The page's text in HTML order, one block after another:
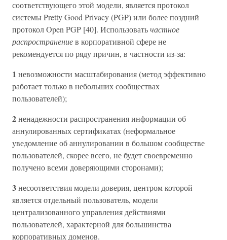
соответствующего этой модели, является протокол
системы Pretty Good Privacy (PGP) или более поздний
протокол Open PGP [40]. Использоватьчастное
распространениев корпоративной сфере не
рекомендуется по ряду причин, в частности из-за:
1 невозможности масштабирования (метод эффективно
работает только в небольших сообществах
пользователей);
2ненадежности распространения информации об
аннулированных сертификатах (неформальное
уведомление об аннулировании в большом сообществе
пользователей, скорее всего, не будет своевременно
получено всеми доверяющими сторонами);
3несоответствия модели доверия, центром которой
является отдельный пользователь, модели
централизованного управления действиями
пользователей, характерной для большинства
корпоративных доменов.